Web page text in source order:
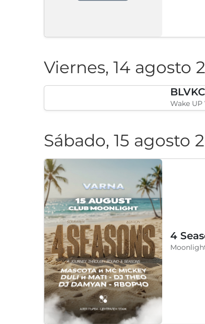
Viernes, 14 agosto
Sábado, 15 agosto